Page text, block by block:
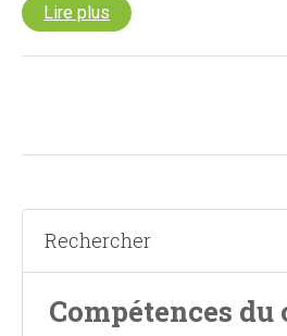
Lire plus
Compétences